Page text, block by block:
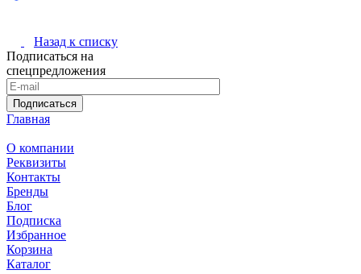
Назад к списку
Подписаться на
спецпредложения
Подписаться
Главная
О компании
Реквизиты
Контакты
Бренды
Блог
Подписка
Избранное
Корзина
Каталог